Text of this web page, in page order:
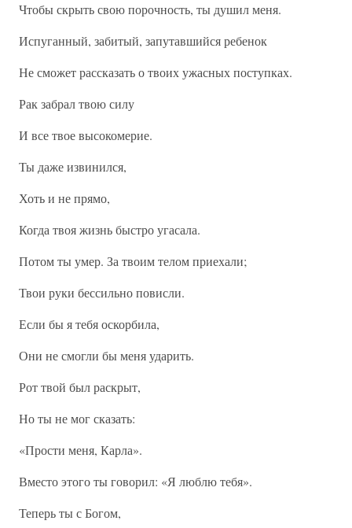
Чтобы скрыть свою порочность, ты душил меня.
Испуганный, забитый, запутавшийся ребенок
Не сможет рассказать о твоих ужасных поступках.
Рак забрал твою силу
И все твое высокомерие.
Ты даже извинился,
Хоть и не прямо,
Когда твоя жизнь быстро угасала.
Потом ты умер. За твоим телом приехали;
Твои руки бессильно повисли.
Если бы я тебя оскорбила,
Они не смогли бы меня ударить.
Рот твой был раскрыт,
Но ты не мог сказать:
«Прости меня, Карла».
Вместо этого ты говорил: «Я люблю тебя».
Теперь ты с Богом,